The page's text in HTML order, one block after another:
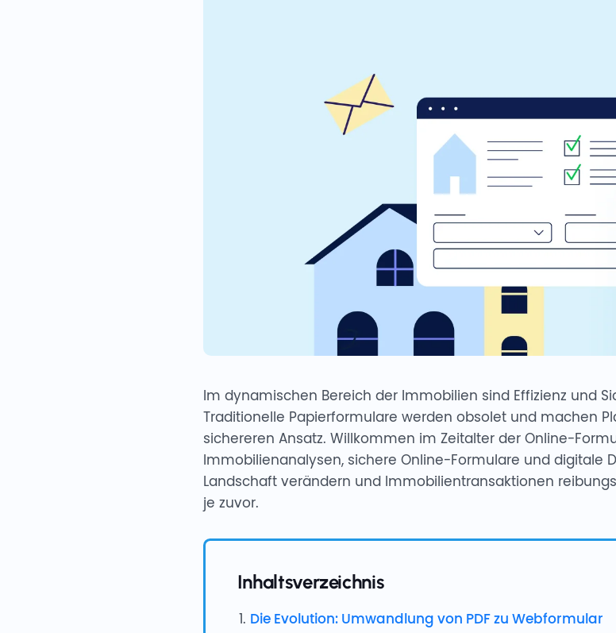
Im dynamischen Bereich der Immobilien sind Effizienz und
Traditionelle Papierformulare werden obsolet und machen
sichereren Ansatz. Willkommen im Zeitalter der Online-
Immobilienanalysen, sichere Online-Formulare und digitale
Landschaft verändern und Immobilientransaktionen
je zuvor.
Inhaltsverzeichnis
Die Evolution: Umwandlung von PDF zu Webformular